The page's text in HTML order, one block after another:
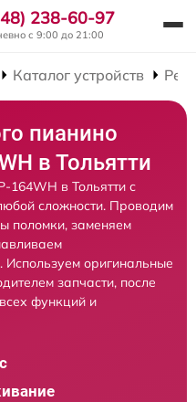
238-60-97
с 9:00 до 21:00
Каталог устройств
пианино
в Тольятти
164WH в Тольятти с
сложности. Проводим
поломки, заменяем
Используем оригинальные
запчасти, после
функций и